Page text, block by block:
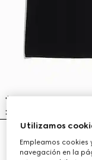
Vestido de lana de
canalé fino con Horsebit
Utilizamos
Empleamos
navegación en la